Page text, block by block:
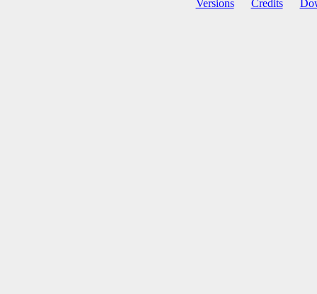
Versions Credits